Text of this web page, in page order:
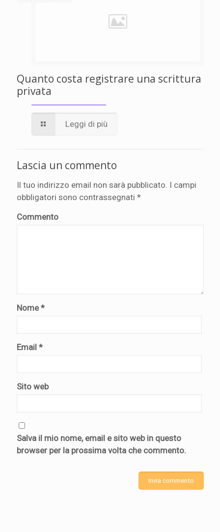
Quanto costa registrare una scrittura
privata
Leggi di più
Lascia un commento
Il tuo indirizzo email non sarà pubblicato. I campi
obbligatori sono contrassegnati *
Commento
Nome*
Email *
Sito web
Salva il mio nome, email e sito web in questo
browser per la prossima volta che commento.